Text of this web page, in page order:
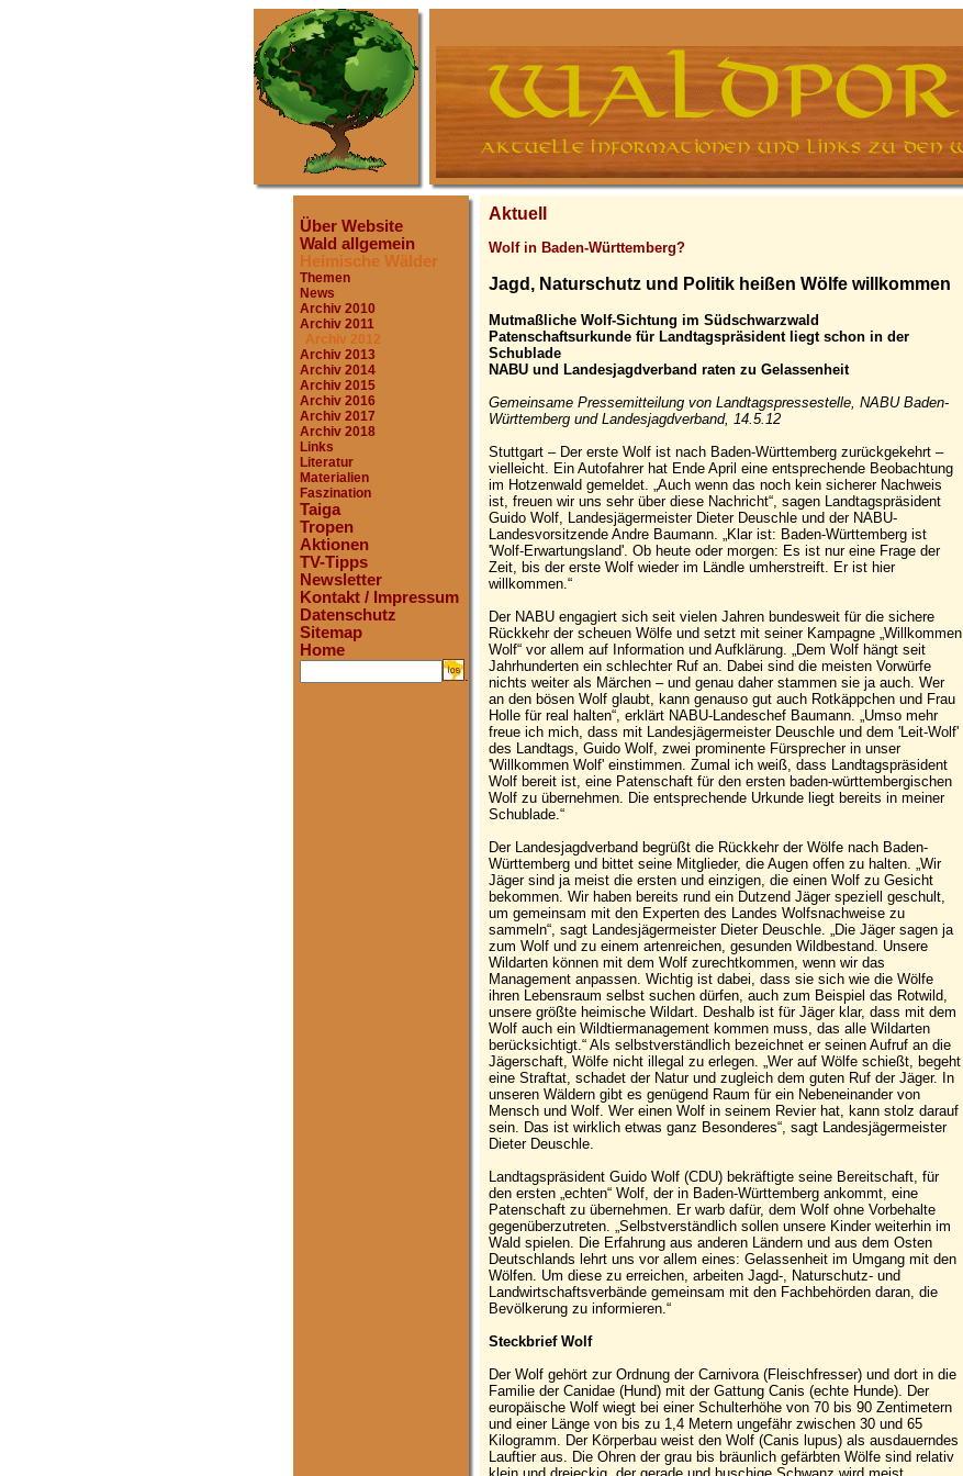
Über Website
Wald allgemein
Heimische Wälder
Themen
News
Archiv 2010
Archiv 2011
Archiv 2012
Archiv 2013
Archiv 2014
Archiv 2015
Archiv 2016
Archiv 2017
Archiv 2018
Links
Literatur
Materialien
Faszination
Taiga
Tropen
Aktionen
TV-Tipps
Newsletter
Kontakt / Impressum
Datenschutz
Sitemap
Home
.
Aktuell
Wolf in Baden-Württemberg?
Jagd, Naturschutz und Politik heißen Wölfe willkommen
Mutmaßliche Wolf-Sichtung im Südschwarzwald
Patenschaftsurkunde für Landtagspräsident liegt schon in der
Schublade
NABU und Landesjagdverband raten zu Gelassenheit
Gemeinsame Pressemitteilung von Landtagspressestelle, NABU Baden-
Württemberg und Landesjagdverband, 14.5.12
Stuttgart – Der erste Wolf ist nach Baden-Württemberg zurückgekehrt –
vielleicht. Ein Autofahrer hat Ende April eine entsprechende Beobachtung
im Hotzenwald gemeldet. „Auch wenn das noch kein sicherer Nachweis
ist, freuen wir uns sehr über diese Nachricht“, sagen Landtagspräsident
Guido Wolf, Landesjägermeister Dieter Deuschle und der NABU-
Landesvorsitzende Andre Baumann. „Klar ist: Baden-Württemberg ist
'Wolf-Erwartungsland'. Ob heute oder morgen: Es ist nur eine Frage der
Zeit, bis der erste Wolf wieder im Ländle umherstreift. Er ist hier
willkommen.“
Der NABU engagiert sich seit vielen Jahren bundesweit für die sichere
Rückkehr der scheuen Wölfe und setzt mit seiner Kampagne „Willkommen
Wolf“ vor allem auf Information und Aufklärung. „Dem Wolf hängt seit
Jahrhunderten ein schlechter Ruf an. Dabei sind die meisten Vorwürfe
nichts weiter als Märchen – und genau daher stammen sie ja auch. Wer
an den bösen Wolf glaubt, kann genauso gut auch Rotkäppchen und Frau
Holle für real halten“, erklärt NABU-Landeschef Baumann. „Umso mehr
freue ich mich, dass mit Landesjägermeister Deuschle und dem 'Leit-Wolf'
des Landtags, Guido Wolf, zwei prominente Fürsprecher in unser
'Willkommen Wolf' einstimmen. Zumal ich weiß, dass Landtagspräsident
Wolf bereit ist, eine Patenschaft für den ersten baden-württembergischen
Wolf zu übernehmen. Die entsprechende Urkunde liegt bereits in meiner
Schublade.“
Der Landesjagdverband begrüßt die Rückkehr der Wölfe nach Baden-
Württemberg und bittet seine Mitglieder, die Augen offen zu halten. „Wir
Jäger sind ja meist die ersten und einzigen, die einen Wolf zu Gesicht
bekommen. Wir haben bereits rund ein Dutzend Jäger speziell geschult,
um gemeinsam mit den Experten des Landes Wolfsnachweise zu
sammeln“, sagt Landesjägermeister Dieter Deuschle. „Die Jäger sagen ja
zum Wolf und zu einem artenreichen, gesunden Wildbestand. Unsere
Wildarten können mit dem Wolf zurechtkommen, wenn wir das
Management anpassen. Wichtig ist dabei, dass sie sich wie die Wölfe
ihren Lebensraum selbst suchen dürfen, auch zum Beispiel das Rotwild,
unsere größte heimische Wildart. Deshalb ist für Jäger klar, dass mit dem
Wolf auch ein Wildtiermanagement kommen muss, das alle Wildarten
berücksichtigt.“ Als selbstverständlich bezeichnet er seinen Aufruf an die
Jägerschaft, Wölfe nicht illegal zu erlegen. „Wer auf Wölfe schießt, begeht
eine Straftat, schadet der Natur und zugleich dem guten Ruf der Jäger. In
unseren Wäldern gibt es genügend Raum für ein Nebeneinander von
Mensch und Wolf. Wer einen Wolf in seinem Revier hat, kann stolz darauf
sein. Das ist wirklich etwas ganz Besonderes“, sagt Landesjägermeister
Dieter Deuschle.
Landtagspräsident Guido Wolf (CDU) bekräftigte seine Bereitschaft, für
den ersten „echten“ Wolf, der in Baden-Württemberg ankommt, eine
Patenschaft zu übernehmen. Er warb dafür, dem Wolf ohne Vorbehalte
gegenüberzutreten. „Selbstverständlich sollen unsere Kinder weiterhin im
Wald spielen. Die Erfahrung aus anderen Ländern und aus dem Osten
Deutschlands lehrt uns vor allem eines: Gelassenheit im Umgang mit den
Wölfen. Um diese zu erreichen, arbeiten Jagd-, Naturschutz- und
Landwirtschaftsverbände gemeinsam mit den Fachbehörden daran, die
Bevölkerung zu informieren.“
Steckbrief Wolf
Der Wolf gehört zur Ordnung der Carnivora (Fleischfresser) und dort in die
Familie der Canidae (Hund) mit der Gattung Canis (echte Hunde). Der
europäische Wolf wiegt bei einer Schulterhöhe von 70 bis 90 Zentimetern
und einer Länge von bis zu 1,4 Metern ungefähr zwischen 30 und 65
Kilogramm. Der Körperbau weist den Wolf (Canis lupus) als ausdauerndes
Lauftier aus. Die Ohren der grau bis bräunlich gefärbten Wölfe sind relativ